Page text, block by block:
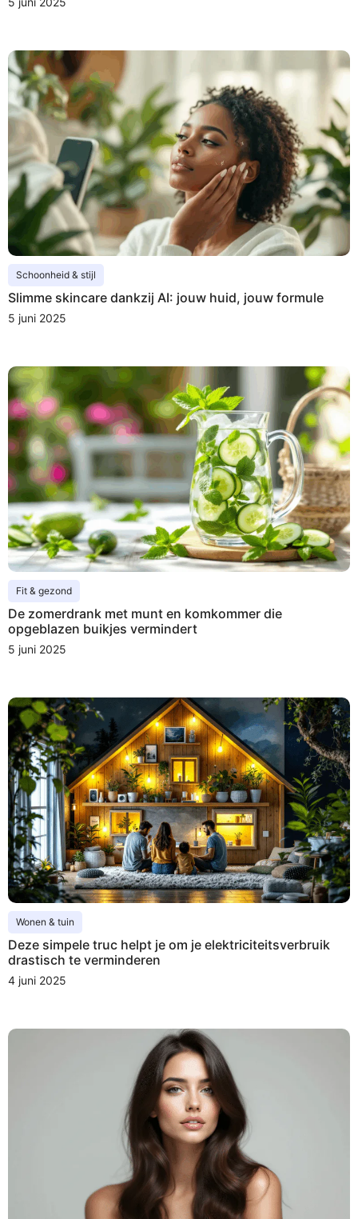
Schoonheid & stijl
Slimme skincare dankzij AI: jouw huid, jouw formule
5 juni 2025
Fit & gezond
De zomerdrank met munt en komkommer die
opgeblazen buikjes vermindert
5 juni 2025
Wonen & tuin
Deze simpele truc helpt je om je elektriciteitsverbruik
drastisch te verminderen
4 juni 2025